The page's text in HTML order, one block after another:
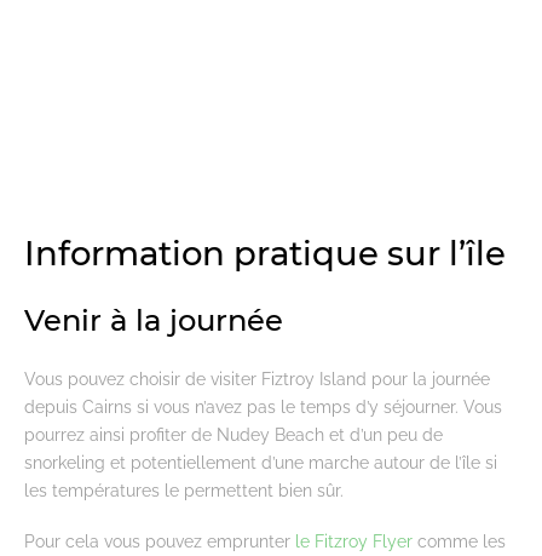
Information pratique sur l’île
Venir à la journée
Vous pouvez choisir de visiter Fiztroy Island pour la journée
depuis Cairns si vous n’avez pas le temps d’y séjourner. Vous
pourrez ainsi profiter de Nudey Beach et d’un peu de
snorkeling et potentiellement d’une marche autour de l’île si
les températures le permettent bien sûr.
Pour cela vous pouvez emprunter le Fitzroy Flyer comme les